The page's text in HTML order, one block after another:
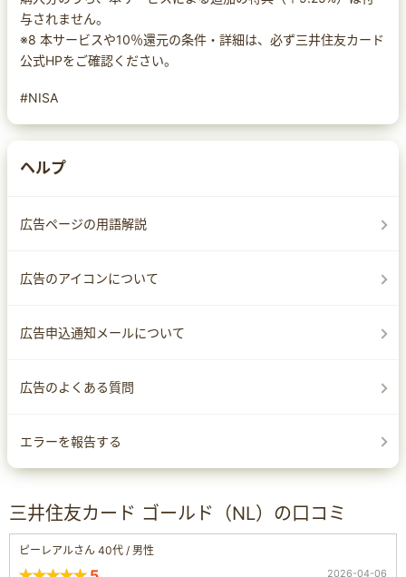
与されません。
※8 本サービスや10％還元の条件・詳細は、必ず三井住友カード
公式HPをご確認ください。
#NISA
ヘルプ
広告ページの用語解説
広告のアイコンについて
広告申込通知メールについて
広告のよくある質問
エラーを報告する
三井住友カード ゴールド（NL）の口コミ
ピーレアルさん 40代 / 男性
2026-04-06